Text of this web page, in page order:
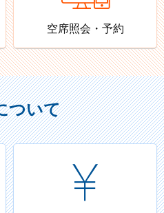
空席照会・予約
ついて